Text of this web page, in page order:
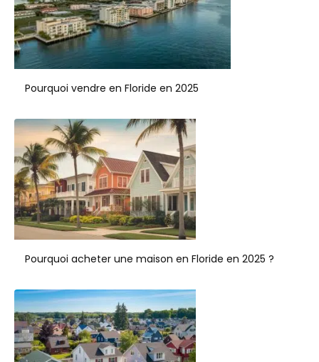
Pourquoi vendre en Floride en 2025
Pourquoi acheter une maison en Floride en 2025 ?